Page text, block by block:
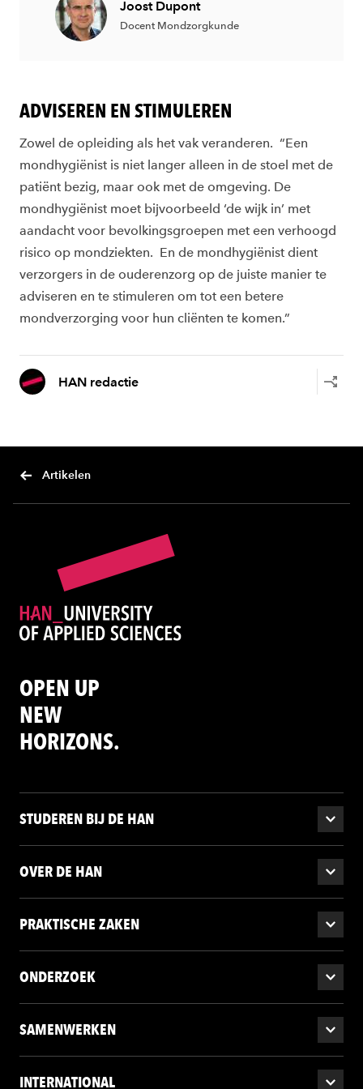
Joost Dupont
Docent Mondzorgkunde
ADVISEREN EN STIMULEREN
Zowel de opleiding als het vak veranderen. “Een
mondhygiënist is niet langer alleen in de stoel met de
patiënt bezig, maar ook met de omgeving. De
mondhygiënist moet bijvoorbeeld ‘de wijk in’ met
aandacht voor bevolkingsgroepen met een verhoogd
risico op mondziekten. En de mondhygiënist dient
verzorgers in de ouderenzorg op de juiste manier te
adviseren en te stimuleren om tot een betere
mondverzorging voor hun cliënten te komen.”
HAN redactie
Artikelen
OPEN UP
NEW
HORIZONS.
STUDEREN BIJ DE HAN
OVER DE HAN
PRAKTISCHE ZAKEN
ONDERZOEK
SAMENWERKEN
INTERNATIONAL